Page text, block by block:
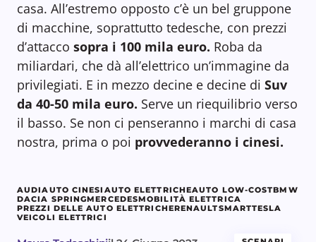
casa. All’estremo opposto c’è un bel gruppone
di macchine, soprattutto tedesche, con prezzi
d’attacco sopra i 100 mila euro. Roba da
miliardari, che dà all’elettrico un’immagine da
privilegiati. E in mezzo decine e decine di Suv
da 40-50 mila euro. Serve un riequilibrio verso
il basso. Se non ci penseranno i marchi di casa
nostra, prima o poi provvederanno i cinesi.
AUDIAUTO CINESI AUTO ELETTRICHEAUTO LOW-COSTBMW
DACIA SPRINGMERCEDESMOBILITÀ ELETTRICA
PREZZI DELLE AUTO ELETTRICHERENAULTSMARTTESLA
VEICOLI ELETTRICI